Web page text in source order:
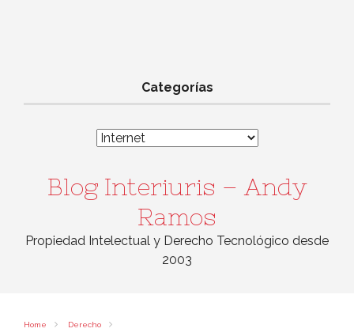
Categorías
Categorías
Blog Interiuris – Andy
Ramos
Propiedad Intelectual y Derecho Tecnológico desde
2003
Home Derecho